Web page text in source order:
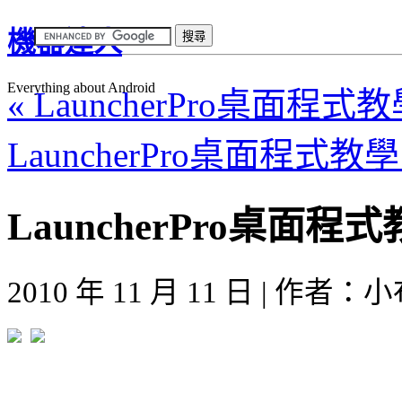
機器達人
Everything about Android
« LauncherPro桌面程式
LauncherPro桌面程式教
LauncherPro桌面程式
2010 年 11 月 11 日 | 作者：